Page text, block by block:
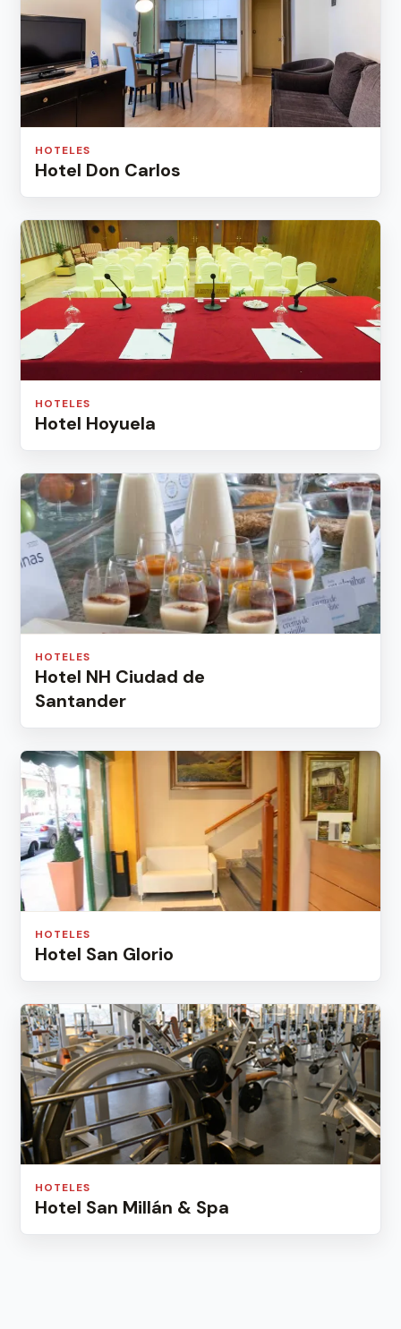
HOTELES
Hotel Don Carlos
HOTELES
Hotel Hoyuela
HOTELES
Hotel NH Ciudad de
Santander
HOTELES
Hotel San Glorio
HOTELES
Hotel San Millán & Spa